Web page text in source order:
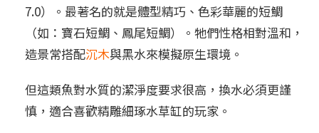
7.0）。最著名的就是體型精巧、色彩華麗的短鯛
（如：寶石短鯛、鳳尾短鯛）。牠們性格相對溫和，
造景常搭配沉木與黑水來模擬原生環境。
但這類魚對水質的潔淨度要求很高，換水必須更謹
慎，適合喜歡精雕細琢水草缸的玩家。